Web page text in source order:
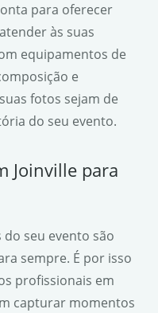
para oferecer
às suas
equipamentos de
e
fotos sejam de
do seu evento.
Joinville para
seu evento são
sempre. É por isso
profissionais em
capturar momentos